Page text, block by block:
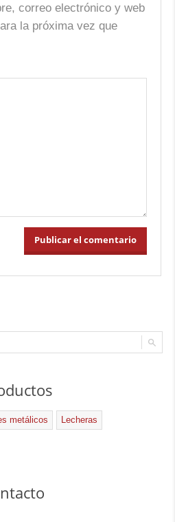
correo electrónico y web
la próxima vez que
metálicos Lecheras